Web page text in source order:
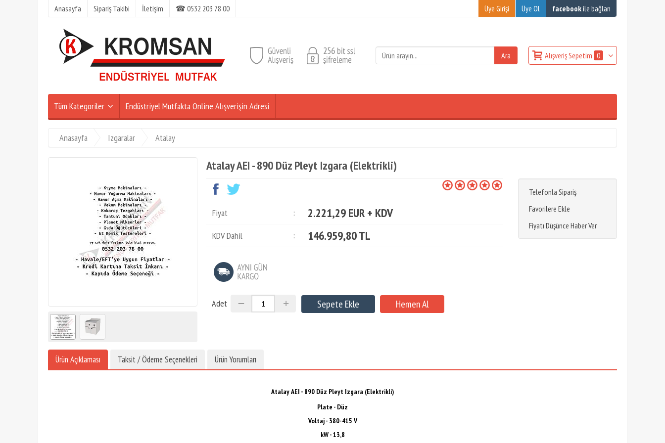
Anasayfa Sipariş Takibi İletişim ☎ 0532 203 78 00 Üye Girişi Üye Ol facebookile bağlan
Alışveriş Sepetim 0
Tüm Kategoriler Endüstriyel Mutfakta Online Alışverişin Adresi
Anasayfa Izgaralar Atalay
Atalay AEI - 890 Düz Pleyt Izgara (Elektrikli)
Telefonla Sipariş
Favorilere Ekle
Fiyatı Düşünce Haber Ver
Fiyat : 2.221,29 EUR + KDV
KDV Dahil : 146.959,80 TL
Adet
Ürün Açıklaması Taksit / Ödeme Seçenekleri Ürün Yorumları
Atalay AEI - 890 Düz Pleyt Izgara (Elektrikli)
Plate - Düz
Voltaj - 380-415 V
kW - 13,8